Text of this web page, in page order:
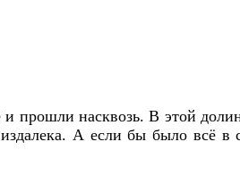
прошли насквозь. В этой
А если бы было всё в